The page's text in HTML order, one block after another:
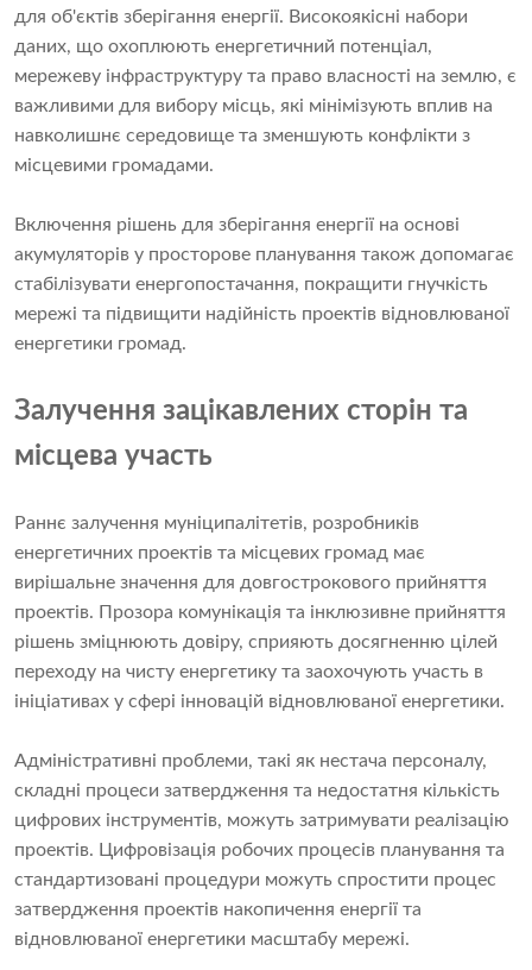
для об'єктів зберігання енергії. Високоякісні набори
даних, що охоплюють енергетичний потенціал,
мережеву інфраструктуру та право власності на землю, є
важливими для вибору місць, які мінімізують вплив на
навколишнє середовище та зменшують конфлікти з
місцевими громадами.
Включення рішень для зберігання енергії на основі
акумуляторів у просторове планування також допомагає
стабілізувати енергопостачання, покращити гнучкість
мережі та підвищити надійність проектів відновлюваної
енергетики громад.
Залучення зацікавлених сторін та
місцева участь
Раннє залучення муніципалітетів, розробників
енергетичних проектів та місцевих громад має
вирішальне значення для довгострокового прийняття
проектів. Прозора комунікація та інклюзивне прийняття
рішень зміцнюють довіру, сприяють досягненню цілей
переходу на чисту енергетику та заохочують участь в
ініціативах у сфері інновацій відновлюваної енергетики.
Адміністративні проблеми, такі як нестача персоналу,
складні процеси затвердження та недостатня кількість
цифрових інструментів, можуть затримувати реалізацію
проектів. Цифровізація робочих процесів планування та
стандартизовані процедури можуть спростити процес
затвердження проектів накопичення енергії та
відновлюваної енергетики масштабу мережі.